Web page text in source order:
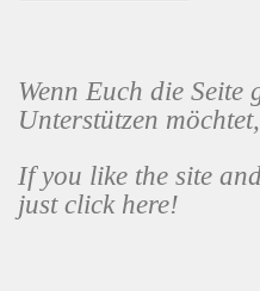
Wenn Euch die
Unterstützen
If you like the site
just click here!